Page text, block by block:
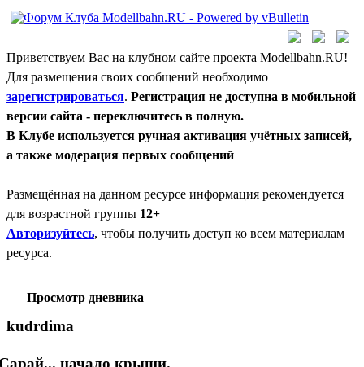
Приветствуем Вас на клубном сайте проекта Modellbahn.RU!
Для размещения своих сообщений необходимо
зарегистрироваться. Регистрация не доступна в мобильной
версии сайта - переключитесь в полную.
В Клубе используется ручная активация учётных записей,
а также модерация первых сообщений
Размещённая на данном ресурсе информация рекомендуется
для возрастной группы 12+
Авторизуйтесь, чтобы получить доступ ко всем материалам
ресурса.
Просмотр дневника
kudrdima
начало крыши.